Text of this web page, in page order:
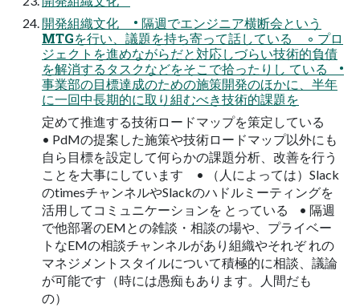
開発組織文化 • 隔週でエンジニア横断会という
MTGを行い、議題を持ち寄って話している ◦ プロ
ジェクトを進めながらだと対応しづらい技術的負債
を解消するタスクなどをそこで拾ったりし ている •
事業部の目標達成のための施策開発のほかに、半年
に一回中長期的に取り組むべき技術的課題を
定めて推進する技術ロードマップを策定している
• PdMの提案した施策や技術ロードマップ以外にも
自ら目標を設定して何らかの課題分析、改善を行う
ことを大事にしています • （人によっては）Slack
のtimesチャンネルやSlackのハドルミーティングを
活用してコミュニケーションを とっている • 隔週
で他部署のEMとの雑談・相談の場や、プライベー
トなEMの相談チャンネルがあり組織やそれぞ れの
マネジメントスタイルについて積極的に相談、議論
が可能です（時には愚痴もあります。人間だも
の）